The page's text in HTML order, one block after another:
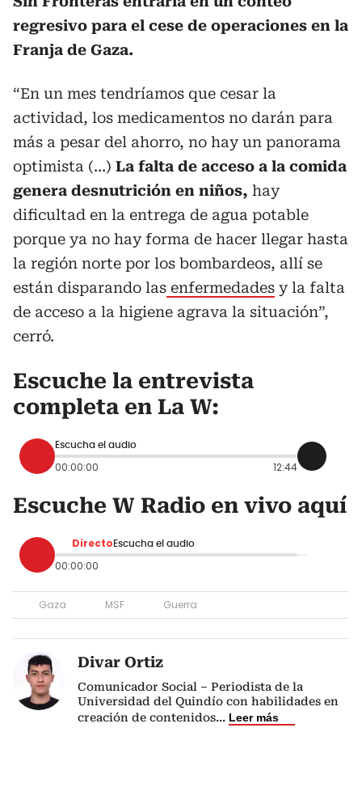
regresivo para el cese de operaciones en la
Franja de Gaza.
“En un mes tendríamos que cesar la
actividad, los medicamentos no darán para
más a pesar del ahorro, no hay un panorama
optimista (…) La falta de acceso a la comida
genera desnutrición en niños, hay
dificultad en la entrega de agua potable
porque ya no hay forma de hacer llegar hasta
la región norte por los bombardeos, allí se
están disparando las enfermedades y la falta
de acceso a la higiene agrava la situación”,
cerró.
Escuche la entrevista
completa en La W:
Escucha el audio
00:00:00 12:44
Escuche W Radio en vivo aquí
Directo Escucha el audio
00:00:00
Gaza MSF Guerra
Divar Ortiz
Comunicador Social – Periodista de la
Universidad del Quindío con habilidades en
creación de contenidos... Leer más